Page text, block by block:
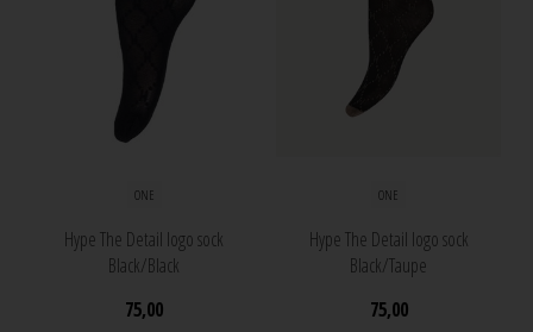
ONE
Hype The Detail logo sock
Black/Black
75,00
ONE
Hype The Detail logo sock
Black/Taupe
75,00